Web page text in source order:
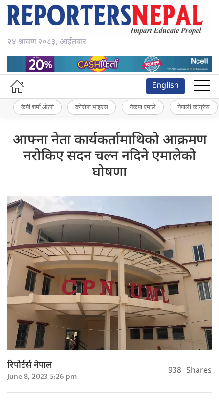
२४ श्रावण २०८३, आईतबार
English
केपी शर्मा ओली कोरोना भाइरस नेकपा एमाले नेपाली कांग्रेस
आफ्ना नेता कार्यकर्तामाथिको आक्रमण
नरोकिए सदन चल्न नदिने एमालेको
घोषणा
रिपोर्टर्स नेपाल
June 8, 2023 5:26 pm 938 Shares